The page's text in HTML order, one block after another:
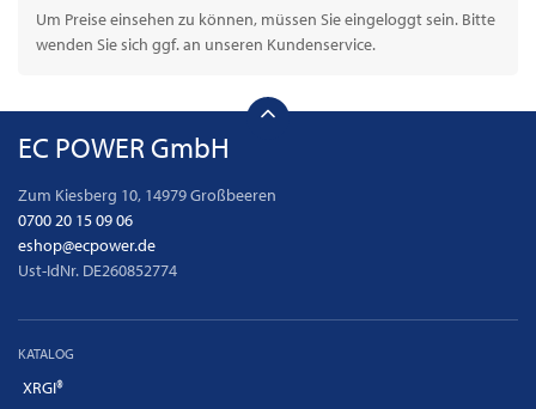
Um Preise einsehen zu können, müssen Sie eingeloggt sein. Bitte
wenden Sie sich ggf. an unseren Kundenservice.
EC POWER GmbH
Zum Kiesberg 10, 14979 Großbeeren
0700 20 15 09 06
eshop@ecpower.de
Ust-IdNr. DE260852774
KATALOG
XRGI®